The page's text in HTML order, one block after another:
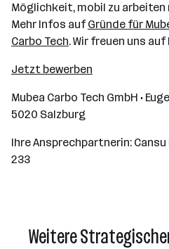
Möglichkeit, mobil zu arbeiten
Mehr Infos aufGründe für
Carbo Tech. Wir freuen uns
Jetzt bewerben
Mubea Carbo Tech GmbH •
5020 Salzburg
Ihre Ansprechpartnerin: Cansu
233
Weitere